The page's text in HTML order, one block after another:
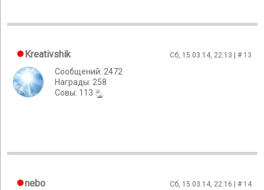
Kreativshik Сб, 15.03.14, 22:13 | # 13
Сообщений: 2472
Награды: 258
Cовы: 113
nebo Сб, 15.03.14, 22:16 | # 14